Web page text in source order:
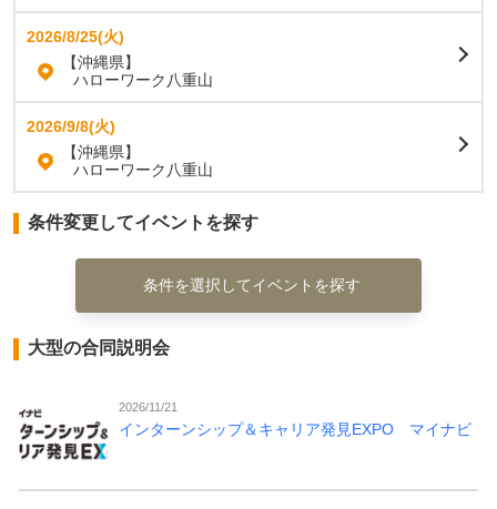
2026/8/25(火)
【沖縄県】
ハローワーク八重山
2026/9/8(火)
【沖縄県】
ハローワーク八重山
条件変更してイベントを探す
条件を選択してイベントを探す
大型の合同説明会
2026/11/21
インターンシップ＆キャリア発見EXPO マイナビ